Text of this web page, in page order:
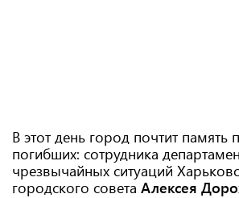
В этот день город почтит память
погибших: сотрудника
чрезвычайных ситуаций
городского совета Алексея